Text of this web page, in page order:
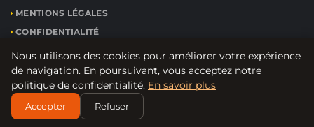
MENTIONS LÉGALES
CONFIDENTIALITÉ
PLAN DU SITE
© 2026Agent-commercial.net
Nous utilisons des cookies pour améliorer votre expérience
de navigation. En poursuivant, vous acceptez notre
politique de confidentialité. En savoir plus
Accepter Refuser